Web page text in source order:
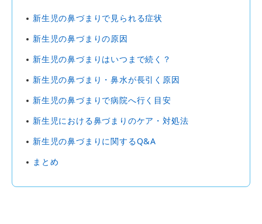
新生児の鼻づまりで見られる症状
新生児の鼻づまりの原因
新生児の鼻づまりはいつまで続く？
新生児の鼻づまり・鼻水が長引く原因
新生児の鼻づまりで病院へ行く目安
新生児における鼻づまりのケア・対処法
新生児の鼻づまりに関するQ&A
まとめ